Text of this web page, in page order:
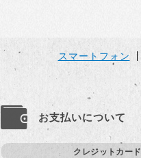
スマートフォン
お支払いについて
クレジットカード